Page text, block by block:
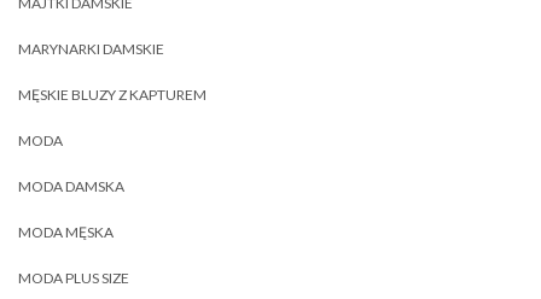
MARYNARKI DAMSKIE
MĘSKIE BLUZY Z KAPTUREM
MODA
MODA DAMSKA
MODA MĘSKA
MODA PLUS SIZE